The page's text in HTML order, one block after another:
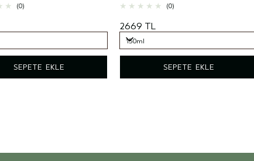
(0)
SEPETE EKLE
(0)
2669 TL
150ml
SEPETE EKLE